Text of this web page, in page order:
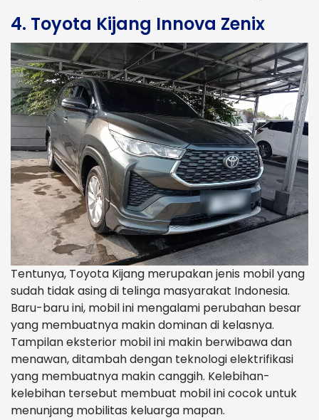
4. Toyota Kijang Innova Zenix
Tentunya, Toyota Kijang merupakan jenis mobil yang
sudah tidak asing di telinga masyarakat Indonesia.
Baru-baru ini, mobil ini mengalami perubahan besar
yang membuatnya makin dominan di kelasnya.
Tampilan eksterior mobil ini makin berwibawa dan
menawan, ditambah dengan teknologi elektrifikasi
yang membuatnya makin canggih. Kelebihan-
kelebihan tersebut membuat mobil ini cocok untuk
menunjang mobilitas keluarga mapan.